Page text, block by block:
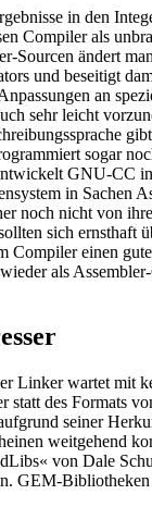
in den
Compiler als
Sourcen ändert
und beseitigt
an
sehr leicht
sogar
GNU-CC
in Sachen
noch nicht von
sich ernsthaft
Compiler einen
als
Linker wartet mit
des Formats
seiner
weitgehend
von Dale
GEM-